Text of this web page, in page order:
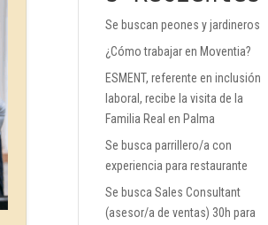
Se buscan peones y jardineros
¿Cómo trabajar en Moventia?
ESMENT, referente en inclusión
laboral, recibe la visita de la
Familia Real en Palma
Se busca parrillero/a con
experiencia para restaurante
Se busca Sales Consultant
(asesor/a de ventas) 30h para